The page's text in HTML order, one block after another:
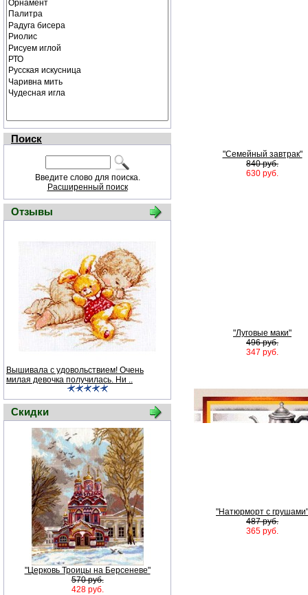
Поиск
Введите слово для поиска.
Расширенный поиск
Отзывы
Вышивала с удовольствием! Очень
милая девочка получилась. Ни ..
Скидки
"Церковь Троицы на Берсеневе"
570 руб.
428 руб.
"Семейный завтрак"
840 руб.
630 руб.
"Луговые маки"
496 руб.
347 руб.
"Натюрморт с грушами"
487 руб.
365 руб.